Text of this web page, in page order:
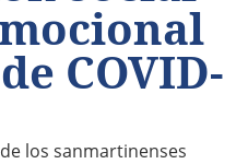
COVID-
los sanmartinenses